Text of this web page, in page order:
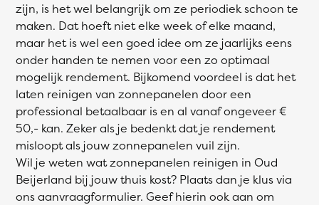
zijn, is het wel belangrijk om ze periodiek schoon te
maken. Dat hoeft niet elke week of elke maand,
maar het is wel een goed idee om ze jaarlijks eens
onder handen te nemen voor een zo optimaal
mogelijk rendement. Bijkomend voordeel is dat het
laten reinigen van zonnepanelen door een
professional betaalbaar is en al vanaf ongeveer €
50,- kan. Zeker als je bedenkt dat je rendement
misloopt als jouw zonnepanelen vuil zijn.
Wil je weten wat zonnepanelen reinigen in Oud
Beijerland bij jouw thuis kost? Plaats dan je klus via
ons aanvraagformulier. Geef hierin ook aan om